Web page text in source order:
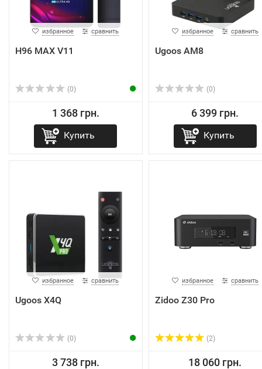
избранное сравнить
H96 MAX V11
(0)
1 368 грн.
Купить
избранное сравнить
Ugoos AM8
(0)
6 399 грн.
Купить
избранное сравнить
Ugoos X4Q
(0)
3 738 грн.
избранное сравнить
Zidoo Z30 Pro
(2)
18 060 грн.